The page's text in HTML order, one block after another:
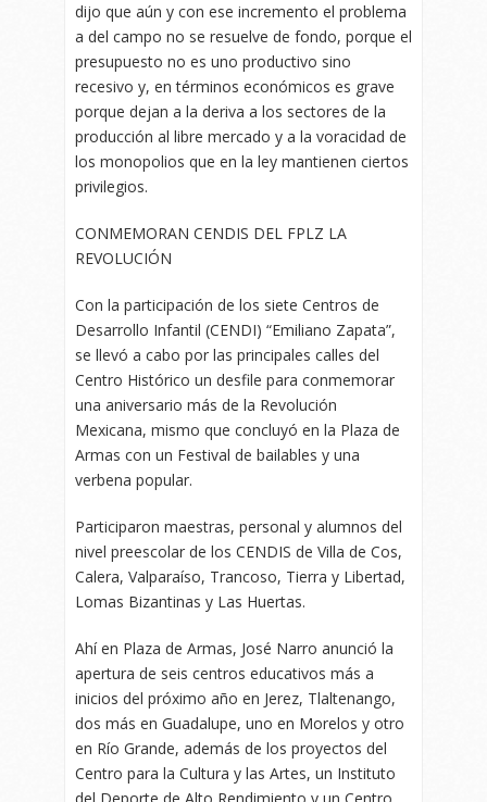
dijo que aún y con ese incremento el problema
a del campo no se resuelve de fondo, porque el
presupuesto no es uno productivo sino
recesivo y, en términos económicos es grave
porque dejan a la deriva a los sectores de la
producción al libre mercado y a la voracidad de
los monopolios que en la ley mantienen ciertos
privilegios.
CONMEMORAN CENDIS DEL FPLZ LA
REVOLUCIÓN
Con la participación de los siete Centros de
Desarrollo Infantil (CENDI) “Emiliano Zapata”,
se llevó a cabo por las principales calles del
Centro Histórico un desfile para conmemorar
una aniversario más de la Revolución
Mexicana, mismo que concluyó en la Plaza de
Armas con un Festival de bailables y una
verbena popular.
Participaron maestras, personal y alumnos del
nivel preescolar de los CENDIS de Villa de Cos,
Calera, Valparaíso, Trancoso, Tierra y Libertad,
Lomas Bizantinas y Las Huertas.
Ahí en Plaza de Armas, José Narro anunció la
apertura de seis centros educativos más a
inicios del próximo año en Jerez, Tlaltenango,
dos más en Guadalupe, uno en Morelos y otro
en Río Grande, además de los proyectos del
Centro para la Cultura y las Artes, un Instituto